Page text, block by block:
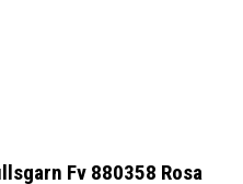
Fv 880358 Rosa